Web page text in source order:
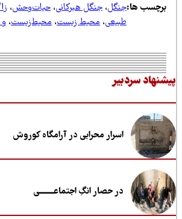
ها:جنگل،جنگل هبرکانی،حیات‌وحش،زاگرس
طبیعی،محیط زیست،محیط‌زیست،و
سردبیر
اسرار محرابی در آرامگاه کوروش
در حصار انگِ اجتماعــــــــی